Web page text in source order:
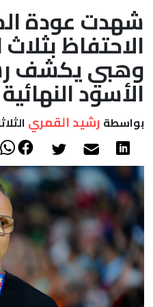
شهدت عودة
الاحتفاظ
وهبي يكشف
الأسود
بواسطة رشيد القمري الثلاثاء 26 مايو,